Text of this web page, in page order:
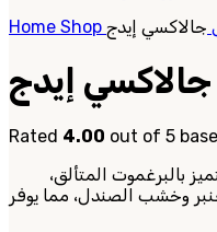
Home Shop جالاكسي إيدج
جالاكسي إيدج
Rated 4.00 out of 5
بالبرغموت المتألق،
وخشب الصندل، مما يوفر